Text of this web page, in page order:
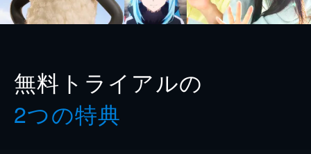
無料トライアルの
2つの特典